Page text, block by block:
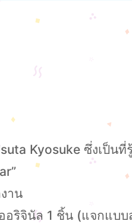
Kyosuke ซึ่งเป็นที่
าน
อริจินัล 1 ชิ้น (แจกแบบ